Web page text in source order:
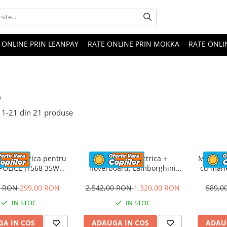
ONLINE PRIN LEANPAY RATE ONLINE PRIN MOKKA RATE
1-21 din 21 produse
electrica pentru
JT568 35W
RON299,00 RON
IN STOC
IN COS
Masinuta electrica +
hoverboard, Lamborghini
premium, Rosu
2.542,00 RON1.320,00 RON
IN STOC
ADAUGA IN COS
cu